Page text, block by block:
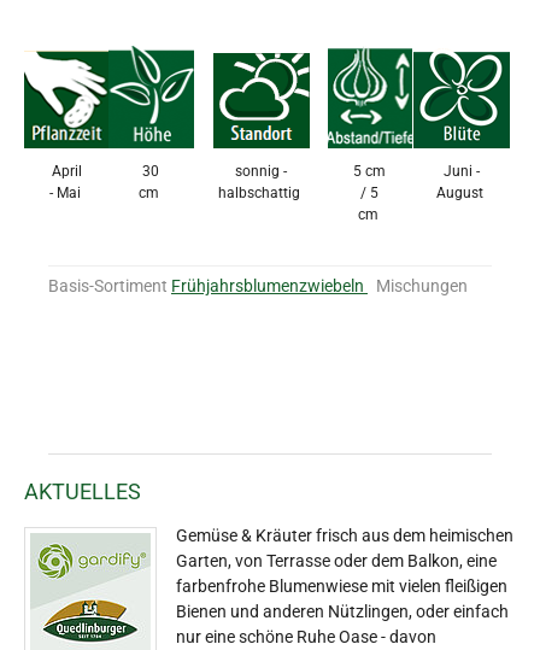
April
- Mai
30
cm
sonnig -
halbschattig
5 cm
/ 5
cm
Juni -
August
Basis-Sortiment Frühjahrsblumenzwiebeln Mischungen
AKTUELLES
Gemüse & Kräuter frisch aus dem heimischen
Garten, von Terrasse oder dem Balkon, eine
farbenfrohe Blumenwiese mit vielen fleißigen
Bienen und anderen Nützlingen, oder einfach
nur eine schöne Ruhe Oase - davon